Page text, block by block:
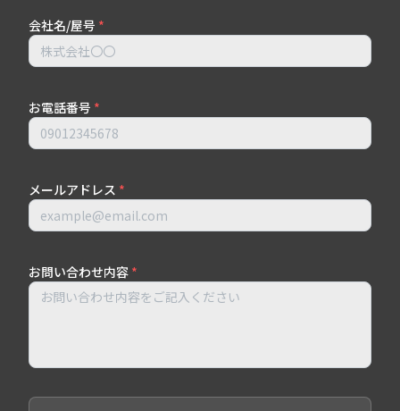
会社名/屋号 *
お電話番号 *
メールアドレス *
お問い合わせ内容 *